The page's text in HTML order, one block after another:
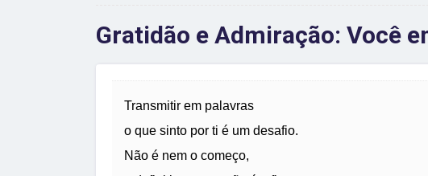
Gratidão e Admiração: Você
Transmitir em palavras
o que sinto por ti é um desafio.
Não é nem o começo,